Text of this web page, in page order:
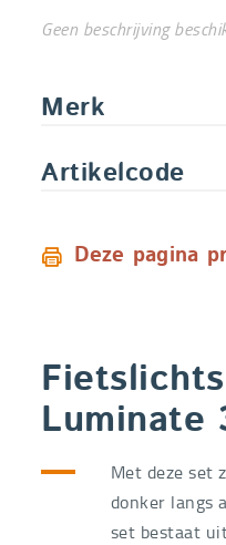
Geen beschrijving
Merk
Artikelcode
Deze pagina
Luminate
Met deze set
donker langs
set bestaat